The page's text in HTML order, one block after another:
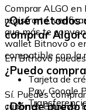
Comprar ALGO
registrarte,
que más te
wallet Bitnovo o
compatible con la
¿Qué
comprar
En Bitnovo
Tarjeta de
Pay, Google
¿Puedo
Sí. Puedes
cupones Bitnovo.
¿Dónde puedo